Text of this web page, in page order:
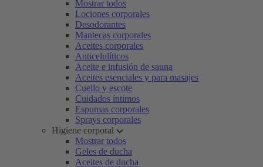
Mostrar todos
Lociones corporales
Desodorantes
Mantecas corporales
Aceites corporales
Anticelulíticos
Aceite e infusión de sauna
Aceites esenciales y para masajes
Cuello y escote
Cuidados íntimos
Espumas corporales
Sprays corporales
Higiene corporal
Mostrar todos
Geles de ducha
Aceites de ducha